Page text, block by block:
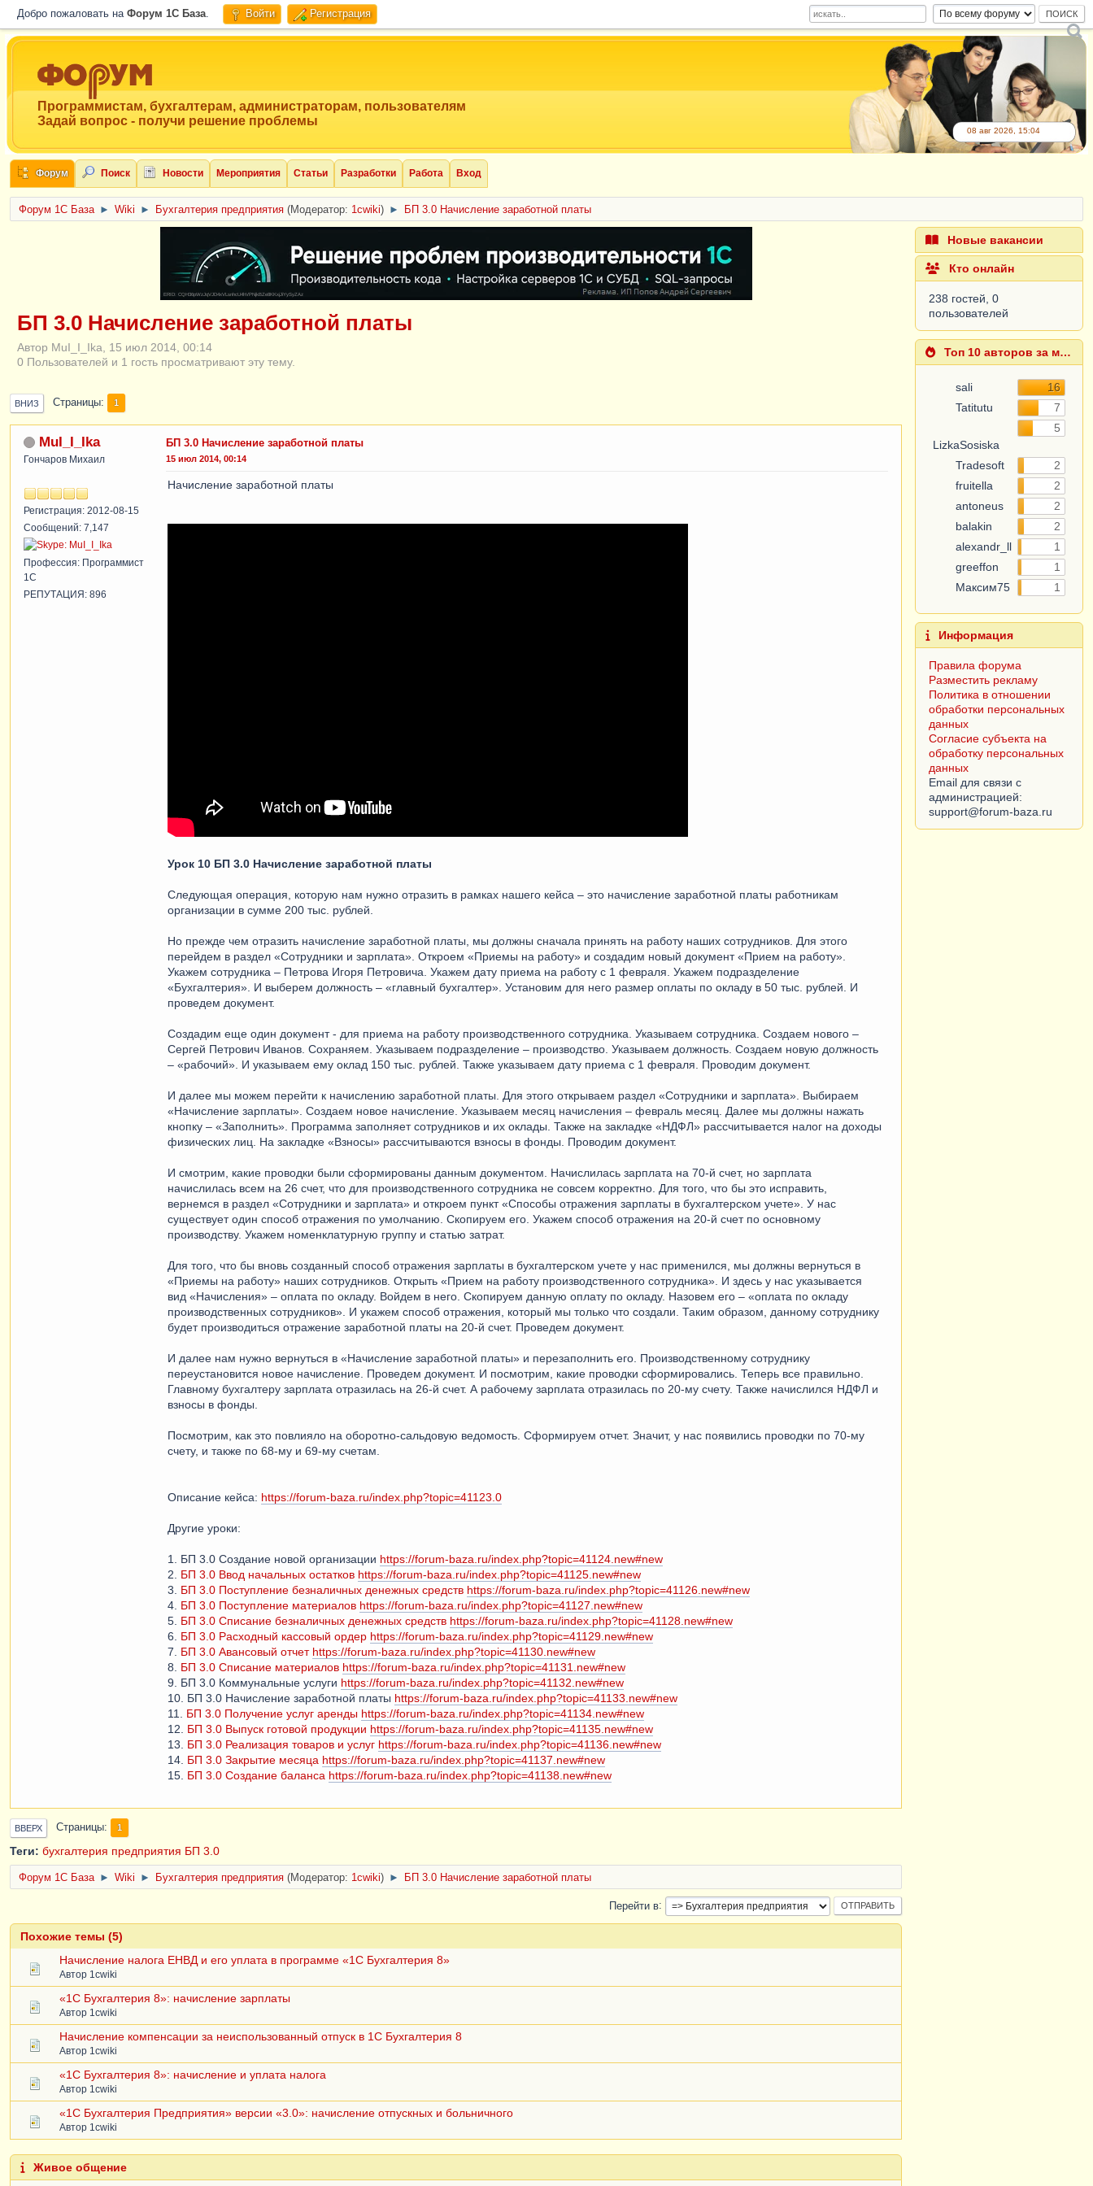
Добро пожаловать на Форум 1C База. Войти Регистрация
Программистам, бухгалтерам, администраторам, пользователям
Задай вопрос - получи решение проблемы
08 авг 2026, 15:04
Форум Поиск Новости Мероприятия Статьи Разработки Работа Вход
Форум 1C База ► Wiki ► Бухгалтерия предприятия (Модератор: 1cwiki) ► БП 3.0 Начисление заработной платы
ERID: CQH36pWzJqVJD4xVLsnhcU4hVPNjkBZe8KKxjJiYySyZAz
БП 3.0 Начисление заработной платы
Автор MuI_I_Ika, 15 июл 2014, 00:14
0 Пользователей и 1 гость просматривают эту тему.
ВНИЗ Страницы 1
MuI_I_Ika
Гончаров Михаил
Регистрация: 2012-08-15
Сообщений: 7,147
Профессия: Программист
1С
РЕПУТАЦИЯ: 896
БП 3.0 Начисление заработной платы
15 июл 2014, 00:14
Начисление заработной платы
Урок 10 БП 3.0 Начисление заработной платы
Следующая операция, которую нам нужно отразить в рамках нашего кейса – это начисление заработной платы работникам
организации в сумме 200 тыс. рублей.
Но прежде чем отразить начисление заработной платы, мы должны сначала принять на работу наших сотрудников. Для этого
перейдем в раздел «Сотрудники и зарплата». Откроем «Приемы на работу» и создадим новый документ «Прием на работу».
Укажем сотрудника – Петрова Игоря Петровича. Укажем дату приема на работу с 1 февраля. Укажем подразделение
«Бухгалтерия». И выберем должность – «главный бухгалтер». Установим для него размер оплаты по окладу в 50 тыс. рублей. И
проведем документ.
Создадим еще один документ - для приема на работу производственного сотрудника. Указываем сотрудника. Создаем нового –
Сергей Петрович Иванов. Сохраняем. Указываем подразделение – производство. Указываем должность. Создаем новую должность
– «рабочий». И указываем ему оклад 150 тыс. рублей. Также указываем дату приема с 1 февраля. Проводим документ.
И далее мы можем перейти к начислению заработной платы. Для этого открываем раздел «Сотрудники и зарплата». Выбираем
«Начисление зарплаты». Создаем новое начисление. Указываем месяц начисления – февраль месяц. Далее мы должны нажать
кнопку – «Заполнить». Программа заполняет сотрудников и их оклады. Также на закладке «НДФЛ» рассчитывается налог на доходы
физических лиц. На закладке «Взносы» рассчитываются взносы в фонды. Проводим документ.
И смотрим, какие проводки были сформированы данным документом. Начислилась зарплата на 70-й счет, но зарплата
начислилась всем на 26 счет, что для производственного сотрудника не совсем корректно. Для того, что бы это исправить,
вернемся в раздел «Сотрудники и зарплата» и откроем пункт «Способы отражения зарплаты в бухгалтерском учете». У нас
существует один способ отражения по умолчанию. Скопируем его. Укажем способ отражения на 20-й счет по основному
производству. Укажем номенклатурную группу и статью затрат.
Для того, что бы вновь созданный способ отражения зарплаты в бухгалтерском учете у нас применился, мы должны вернуться в
«Приемы на работу» наших сотрудников. Открыть «Прием на работу производственного сотрудника». И здесь у нас указывается
вид «Начисления» – оплата по окладу. Войдем в него. Скопируем данную оплату по окладу. Назовем его – «оплата по окладу
производственных сотрудников». И укажем способ отражения, который мы только что создали. Таким образом, данному сотруднику
будет производиться отражение заработной платы на 20-й счет. Проведем документ.
И далее нам нужно вернуться в «Начисление заработной платы» и перезаполнить его. Производственному сотруднику
переустановится новое начисление. Проведем документ. И посмотрим, какие проводки сформировались. Теперь все правильно.
Главному бухгалтеру зарплата отразилась на 26-й счет. А рабочему зарплата отразилась по 20-му счету. Также начислился НДФЛ и
взносы в фонды.
Посмотрим, как это повлияло на оборотно-сальдовую ведомость. Сформируем отчет. Значит, у нас появились проводки по 70-му
счету, и также по 68-му и 69-му счетам.
Описание кейса: https://forum-baza.ru/index.php?topic=41123.0
Другие уроки:
1. БП 3.0 Создание новой организации https://forum-baza.ru/index.php?topic=41124.new#new
2. БП 3.0 Ввод начальных остатков https://forum-baza.ru/index.php?topic=41125.new#new
3. БП 3.0 Поступление безналичных денежных средств https://forum-baza.ru/index.php?topic=41126.new#new
4. БП 3.0 Поступление материалов https://forum-baza.ru/index.php?topic=41127.new#new
5. БП 3.0 Списание безналичных денежных средств https://forum-baza.ru/index.php?topic=41128.new#new
6. БП 3.0 Расходный кассовый ордер https://forum-baza.ru/index.php?topic=41129.new#new
7. БП 3.0 Авансовый отчет https://forum-baza.ru/index.php?topic=41130.new#new
8. БП 3.0 Списание материалов https://forum-baza.ru/index.php?topic=41131.new#new
9. БП 3.0 Коммунальные услуги https://forum-baza.ru/index.php?topic=41132.new#new
10. БП 3.0 Начисление заработной платы https://forum-baza.ru/index.php?topic=41133.new#new
11. БП 3.0 Получение услуг аренды https://forum-baza.ru/index.php?topic=41134.new#new
12. БП 3.0 Выпуск готовой продукции https://forum-baza.ru/index.php?topic=41135.new#new
13. БП 3.0 Реализация товаров и услуг https://forum-baza.ru/index.php?topic=41136.new#new
14. БП 3.0 Закрытие месяца https://forum-baza.ru/index.php?topic=41137.new#new
15. БП 3.0 Создание баланса https://forum-baza.ru/index.php?topic=41138.new#new
ВВЕРХ Страницы 1
Теги: бухгалтерия предприятия БП 3.0
Форум 1C База ► Wiki ► Бухгалтерия предприятия (Модератор: 1cwiki) ► БП 3.0 Начисление заработной платы
Перейти в
Похожие темы (5)
Начисление налога ЕНВД и его уплата в программе «1С Бухгалтерия 8»
Автор 1cwiki
«1С Бухгалтерия 8»: начисление зарплаты
Автор 1cwiki
Начисление компенсации за неиспользованный отпуск в 1С Бухгалтерия 8
Автор 1cwiki
«1С Бухгалтерия 8»: начисление и уплата налога
Автор 1cwiki
«1С Бухгалтерия Предприятия» версии «3.0»: начисление отпускных и больничного
Автор 1cwiki
Живое общение
Новые вакансии
Кто онлайн
238 гостей, 0
пользователей
Топ 10 авторов за месяц
sali
16
Tatitutu
7
LizkaSosiska
5
Tradesoft
2
fruitella
2
antoneus
2
balakin
2
alexandr_ll
1
greeffon
1
Максим75
1
Информация
Правила форума
Разместить рекламу
Политика в отношении
обработки персональных
данных
Согласие субъекта на
обработку персональных
данных
Email для связи с
администрацией: